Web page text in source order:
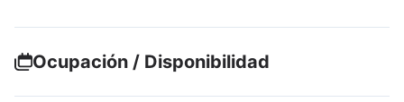
Ocupación / Disponibilidad